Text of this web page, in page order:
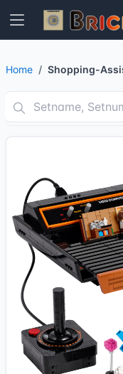
Home Shopping-